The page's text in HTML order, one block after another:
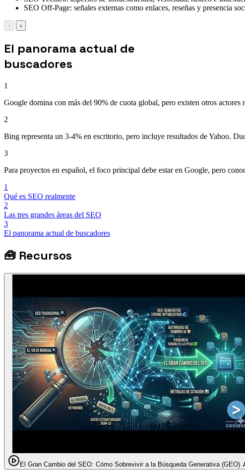
SEO Off-Page: señales externas como enlaces, reseñas y presencia
‹ ›
El panorama actual de
buscadores
1
Google domina con más del 90% de cuota global, pero existen otros actores
2
Bing representa un 3-4% en escritorio, pero incluye resultados de Yahoo.
3
Para proyectos en español, el foco principal debe estar en Google, pero
1
Qué es SEO realmente
2
Las tres grandes áreas del SEO
3
El panorama actual de buscadores
🧰 Recursos
El Gran Cambio del SEO: Cómo Sobrevivir a la Búsqueda Generativa (GEO)